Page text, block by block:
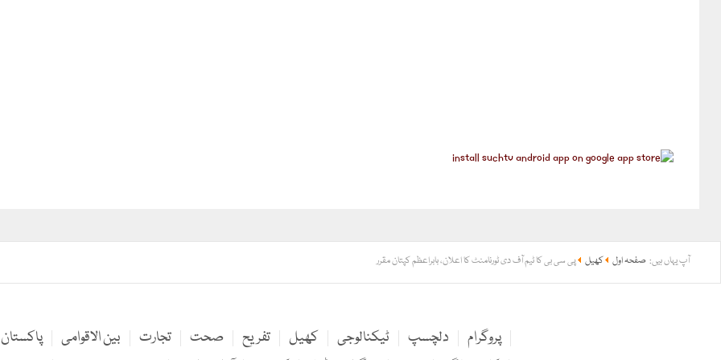
آپ یہاں ہیں: صفحہ اول کھیل پی سی بی کا ٹیم آف دی ٹورنامنٹ کا اعلان، بابراعظم کپتان مقرر
پاکستان بین الاقوامی تجارت صحت تفریح کھیل ٹیکنالوجی دلچسپ
پروگرام